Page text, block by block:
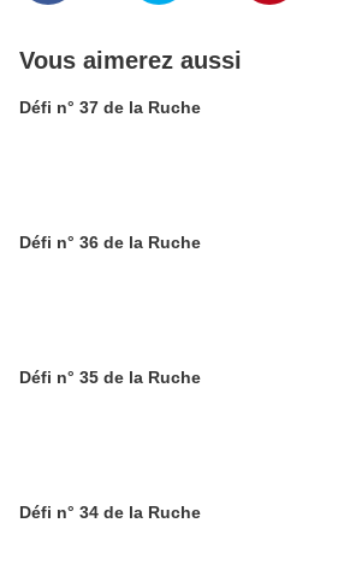
Vous aimerez aussi
Défi n° 37 de la Ruche
Défi n° 36 de la Ruche
Défi n° 35 de la Ruche
Défi n° 34 de la Ruche